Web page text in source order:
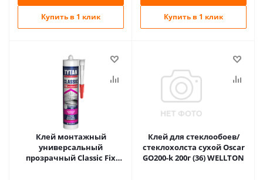
Купить в 1 клик Купить в 1 клик
Клей монтажный
универсальный
прозрачный Classic Fix
Клей для стеклообоев/
стеклохолста сухой Oscar
GO200-k 200г (36) WELLTON